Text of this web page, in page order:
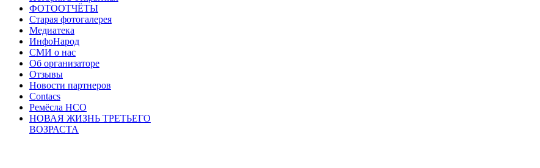
ФОТООТЧЁТЫ
Старая фотогалерея
Медиатека
ИнфоНарод
СМИ о нас
Об организаторе
Отзывы
Новости партнеров
Contacs
Ремёсла НСО
НОВАЯ ЖИЗНЬ ТРЕТЬЕГО
ВОЗРАСТА